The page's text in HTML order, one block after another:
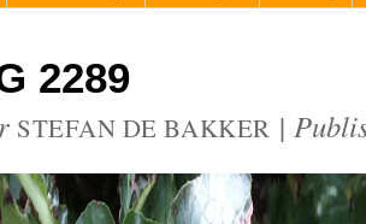
2289
STEFAN DE BAKKER |